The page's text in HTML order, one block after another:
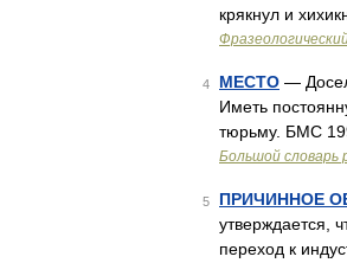
крякнул и
4 МЕСТО —
Иметь
тюрьму. БМС
Большой словарь
5 ПРИЧИННОЕ
утверждается,
переход к